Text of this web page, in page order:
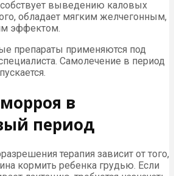
выведению каловых
обладает мягким желчегонным,
эффектом.
препараты применяются под
Самолечение в период
в
период
терапия зависит от того,
кормить ребенка грудью. Если